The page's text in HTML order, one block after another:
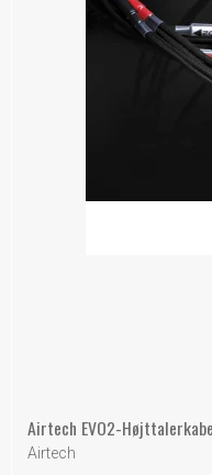
Airtech EVO2-
Airtech